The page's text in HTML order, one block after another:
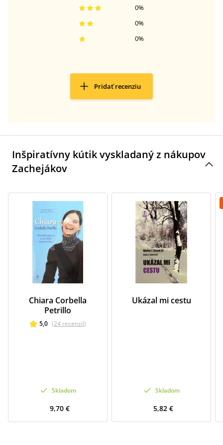
0%
0%
0%
Pridať recenziu
Inšpiratívny kútik vyskladaný z nákupov
Zachejákov
Chiara Corbella
Petrillo
5,0 (24 recenzií)
Skladom
9,70 €
Ukázal mi cestu
Skladom
5,82 €